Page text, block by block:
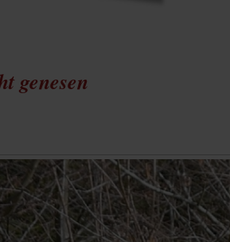
genesen